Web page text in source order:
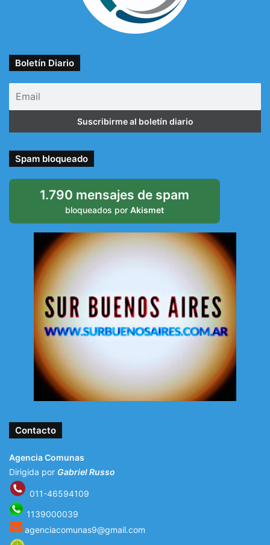
Boletín Diario
Spam bloqueado
1.790 mensajes de spam
bloqueados por Akismet
Contacto
Agencia Comunas
Dirigida por Gabriel Russo
011-46594109
1139000039
agenciacomunas9@gmail.com